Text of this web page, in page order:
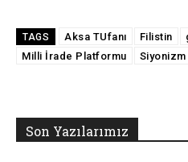
TAGS Aksa TUfanı Filistin
Milli İrade Platformu
Siyonizm
Son Yazılarımız